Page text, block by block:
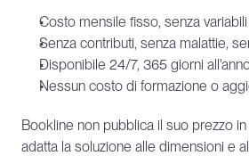
Costo mensile fisso, senza variabili
Senza contributi, senza malattie,
Disponibile 24/7, 365 giorni
Nessun costo di formazione o
Bookline non pubblica il suo prezzo
adatta la soluzione alle dimensioni e